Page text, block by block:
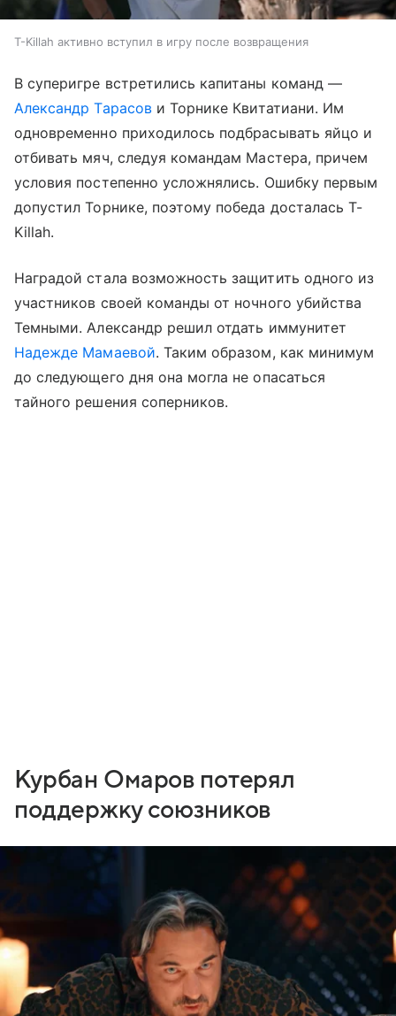
T-Killah активно вступил в игру после возвращения
В суперигре встретились капитаны команд —
Александр Тарасови Торнике Квитатиани. Им
одновременно приходилось подбрасывать яйцо и
отбивать мяч, следуя командам Мастера, причем
условия постепенно усложнялись. Ошибку первым
допустил Торнике, поэтому победа досталась T-
Killah.
Наградой стала возможность защитить одного из
участников своей команды от ночного убийства
Темными. Александр решил отдать иммунитет
Надежде Мамаевой. Таким образом, как минимум
до следующего дня она могла не опасаться
тайного решения соперников.
Курбан Омаров потерял
поддержку союзников